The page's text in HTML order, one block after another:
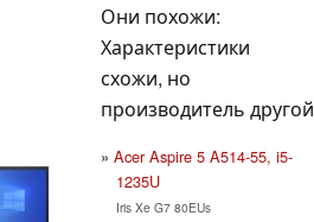
Они похожи:
Характеристики
схожи, но
производитель другой
Acer Aspire 5 A514-55, i5-
1235U
Iris Xe G7 80EUs